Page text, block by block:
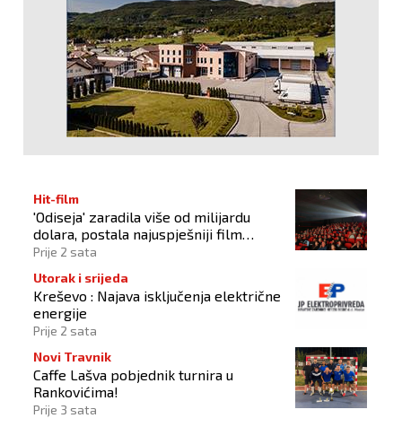
Hit-film
'Odiseja' zaradila više od milijardu
dolara, postala najuspješniji film
Christophera Nolana
Prije 2 sata
Utorak i srijeda
Kreševo : Najava isključenja električne
energije
Prije 2 sata
Novi Travnik
Caffe Lašva pobjednik turnira u
Rankovićima!
Prije 3 sata